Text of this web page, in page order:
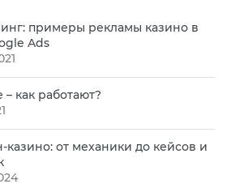
примеры рекламы казино в
Ads
как работают?
от механики до кейсов и